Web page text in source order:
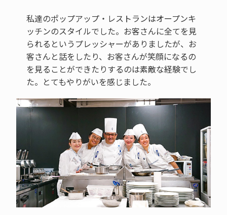
私達のポップアップ・レストランはオープンキ
ッチンのスタイルでした。お客さんに全てを見
られるというプレッシャーがありましたが、お
客さんと話をしたり、お客さんが笑顔になるの
を見ることができたりするのは素敵な経験でし
た。とてもやりがいを感じました。